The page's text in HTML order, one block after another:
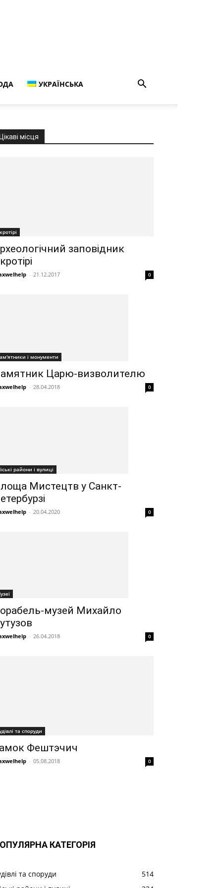
УКРАЇНСЬКА
Цікаві місця
заповідник
- 21.12.2017 0
і монументи
Царю-визволителю
- 28.04.2018 0
райони і вулиці
Мистецтв у Санкт-
- 20.04.2020 0
музей Михайло
- 26.04.2018 0
та споруди
Фештэчич
- 05.08.2018 0
КАТЕГОРІЯ
та споруди
514